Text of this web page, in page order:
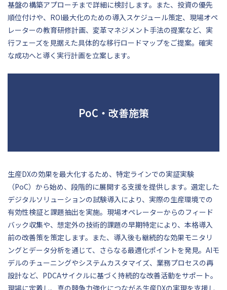
基盤の構築アプローチまで詳細に検討します。また、投資の優先
順位付けや、ROI最大化のための導入スケジュール策定、現場オペ
レーターの教育研修計画、変革マネジメント手法の提案など、実
行フェーズを見据えた具体的な移行ロードマップをご提案。確実
な成功へと導く実行計画を立案します。
PoC・改善施策
生産DXの効果を最大化するため、特定ラインでの実証実験
（PoC）から始め、段階的に展開する支援を提供します。選定した
デジタルソリューションの試験導入により、実際の生産環境での
有効性検証と課題抽出を実施。現場オペレーターからのフィード
バック収集や、想定外の技術的課題の早期特定により、本格導入
前の改善策を策定します。また、導入後も継続的な効果モニタリ
ングとデータ分析を通じて、さらなる最適化ポイントを発見。AIモ
デルのチューニングやシステムカスタマイズ、業務プロセスの再
設計など、PDCAサイクルに基づく持続的な改善活動をサポート。
現場に定着し、真の競争力強化につながる生産DXの実現を支援し